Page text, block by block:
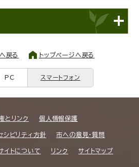
戻る トップページへ戻る
PC スマートフォン
とリンク 個人情報保護
シビリティ方針 市への意見・質問
イトについて リンク サイトマップ